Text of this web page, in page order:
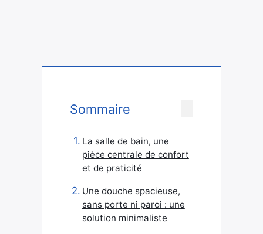
Sommaire
La salle de bain, une
pièce centrale de confort
et de praticité
Une douche spacieuse,
sans porte ni paroi : une
solution minimaliste